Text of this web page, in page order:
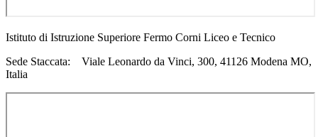
Istituto di Istruzione Superiore Fermo Corni Liceo e Tecnico
Sede Staccata: Viale Leonardo da Vinci, 300, 41126 Modena MO,
Italia